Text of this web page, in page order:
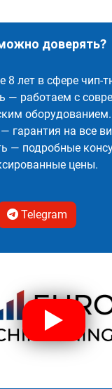
доверять?
8 лет в сфере чип-
— работаем с
оборудованием.
гарантия на все
— подробные
цены.
Telegram